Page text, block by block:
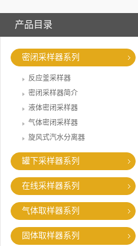
产品目录
密闭采样器系列
反应釜采样器
密闭采样器简介
液体密闭采样器
气体密闭采样器
旋风式汽水分离器
罐下采样器系列
在线采样器系列
气体取样器系列
固体取样器系列